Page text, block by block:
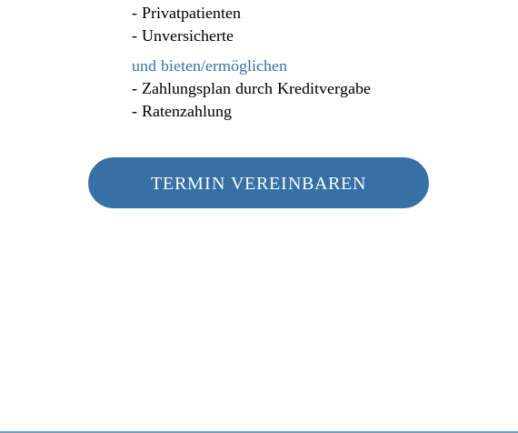
- Privatpatienten
- Unversicherte
und bieten/ermöglichen
- Zahlungsplan durch Kreditvergabe
- Ratenzahlung
TERMIN VEREINBAREN